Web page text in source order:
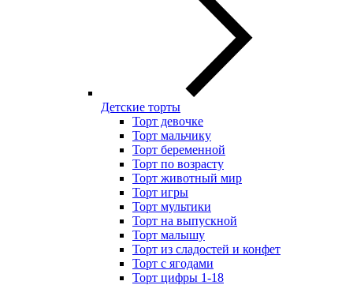
Детские торты
Торт девочке
Торт мальчику
Торт беременной
Торт по возрасту
Торт животный мир
Торт игры
Торт мультики
Торт на выпускной
Торт малышу
Торт из сладостей и конфет
Торт с ягодами
Торт цифры 1-18